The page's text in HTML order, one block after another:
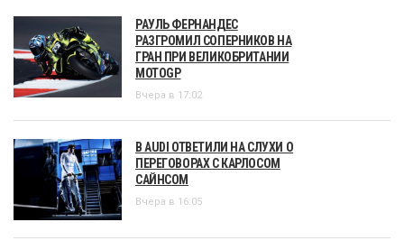
РАУЛЬ ФЕРНАНДЕС
РАЗГРОМИЛ СОПЕРНИКОВ НА
ГРАН ПРИ ВЕЛИКОБРИТАНИИ
MOTOGP
Вчера в 17:02
В AUDI ОТВЕТИЛИ НА СЛУХИ О
ПЕРЕГОВОРАХ С КАРЛОСОМ
САЙНСОМ
Вчера в 16:05